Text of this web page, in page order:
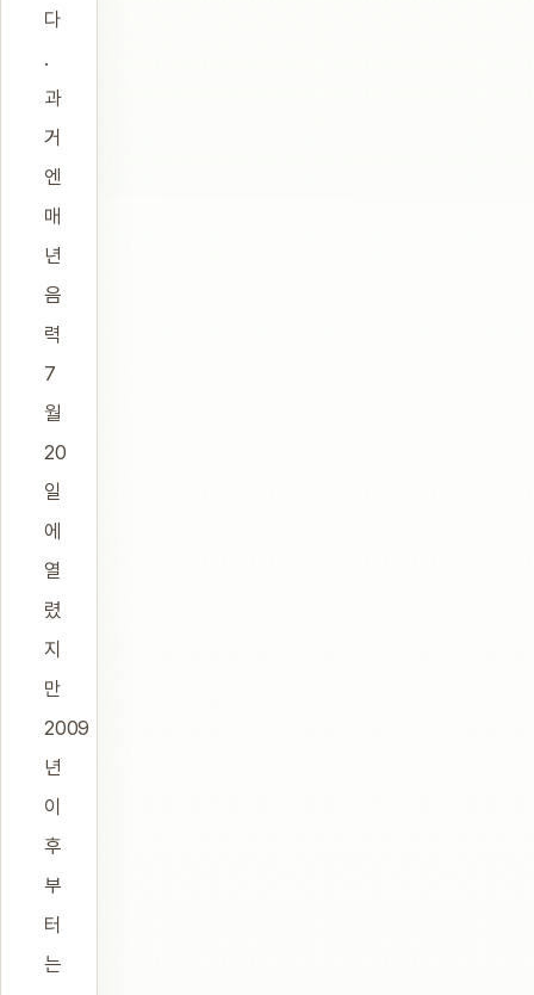
다
.
과
거
엔
매
년
음
력
7
월
20
일
에
열
렸
지
만
2009
년
이
후
부
터
는